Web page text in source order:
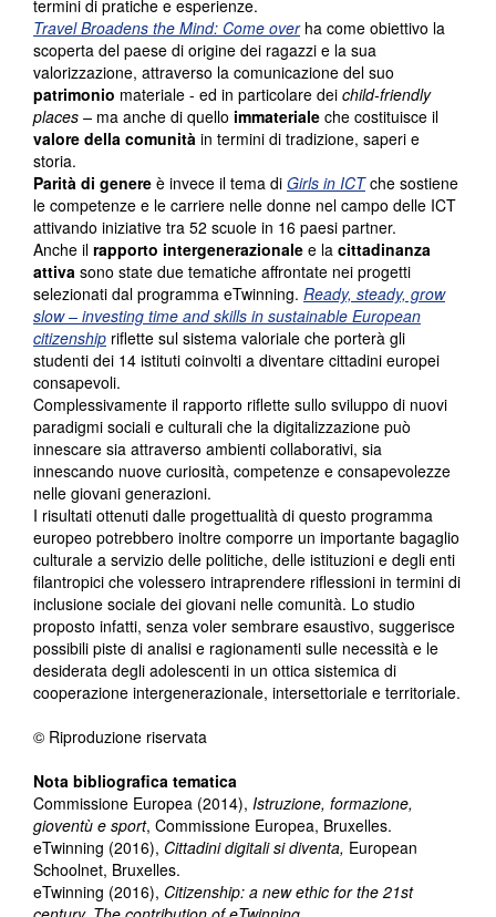
termini di pratiche e esperienze.
Travel Broadens the Mind: Come overha come obiettivo la
scoperta del paese di origine dei ragazzi e la sua
valorizzazione, attraverso la comunicazione del suo
patrimonio materiale - ed in particolare dei child-friendly
places – ma anche di quello immateriale che costituisce il
valore della comunità in termini di tradizione, saperi e
storia.
Parità di genere è invece il tema di Girls in ICTche sostiene
le competenze e le carriere nelle donne nel campo delle ICT
attivando iniziative tra 52 scuole in 16 paesi partner.
Anche il rapporto intergenerazionale e la cittadinanza
attiva sono state due tematiche affrontate nei progetti
selezionati dal programma eTwinning. Ready, steady, grow
slow – investing time and skills in sustainable European
citizenship riflette sul sistema valoriale che porterà gli
studenti dei 14 istituti coinvolti a diventare cittadini europei
consapevoli.
Complessivamente il rapporto riflette sullo sviluppo di nuovi
paradigmi sociali e culturali che la digitalizzazione può
innescare sia attraverso ambienti collaborativi, sia
innescando nuove curiosità, competenze e consapevolezze
nelle giovani generazioni.
I risultati ottenuti dalle progettualità di questo programma
europeo potrebbero inoltre comporre un importante bagaglio
culturale a servizio delle politiche, delle istituzioni e degli enti
filantropici che volessero intraprendere riflessioni in termini di
inclusione sociale dei giovani nelle comunità. Lo studio
proposto infatti, senza voler sembrare esaustivo, suggerisce
possibili piste di analisi e ragionamenti sulle necessità e le
desiderata degli adolescenti in un ottica sistemica di
cooperazione intergenerazionale, intersettoriale e territoriale.
© Riproduzione riservata
Nota bibliografica tematica
Commissione Europea (2014), Istruzione, formazione,
gioventù e sport, Commissione Europea, Bruxelles.
eTwinning (2016), Cittadini digitali si diventa, European
Schoolnet, Bruxelles.
eTwinning (2016), Citizenship: a new ethic for the 21st